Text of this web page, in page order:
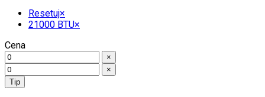
Resetuj×
21000 BTU×
Cena
×
×
Tip